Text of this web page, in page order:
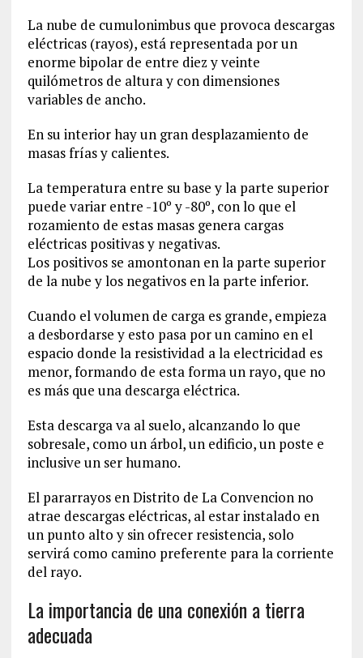
La nube de cumulonimbus que provoca descargas
eléctricas (rayos), está representada por un
enorme bipolar de entre diez y veinte
quilómetros de altura y con dimensiones
variables de ancho.
En su interior hay un gran desplazamiento de
masas frías y calientes.
La temperatura entre su base y la parte superior
puede variar entre -10º y -80º, con lo que el
rozamiento de estas masas genera cargas
eléctricas positivas y negativas.
Los positivos se amontonan en la parte superior
de la nube y los negativos en la parte inferior.
Cuando el volumen de carga es grande, empieza
a desbordarse y esto pasa por un camino en el
espacio donde la resistividad a la electricidad es
menor, formando de esta forma un rayo, que no
es más que una descarga eléctrica.
Esta descarga va al suelo, alcanzando lo que
sobresale, como un árbol, un edificio, un poste e
inclusive un ser humano.
El pararrayos en Distrito de La Convencion‎ no
atrae descargas eléctricas, al estar instalado en
un punto alto y sin ofrecer resistencia, solo
servirá como camino preferente para la corriente
del rayo.
La importancia de una conexión a tierra
adecuada